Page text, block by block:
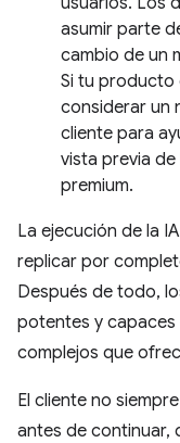
asumir parte
cambio de un
Si tu producto
considerar un
cliente para
vista previa
premium.
La ejecución de la
replicar por
Después de todo,
potentes y
complejos que
El cliente no
antes de continuar,